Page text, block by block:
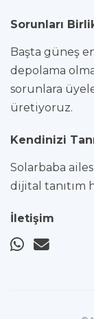
Sorunları
Başta güneş
depolama
sorunlara
üretiyoruz.
Kendinizi
Solarbaba
dijital tanıtım
İletişim